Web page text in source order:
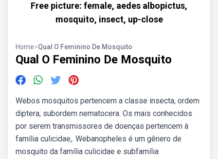
Free picture: female, aedes albopictus,
mosquito, insect, up-close
Home>Qual O Feminino De Mosquito
Qual O Feminino De Mosquito
Webos mosquitos pertencem a classe insecta, ordem
diptera, subordem nematocera. Os mais conhecidos
por serem transmissores de doenças pertencem à
família culicidae,. Webanopheles é um gênero de
mosquito da família culicidae e subfamília